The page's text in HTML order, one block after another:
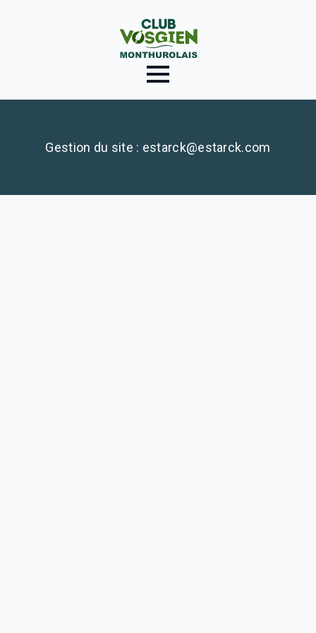
Gestion du site : estarck@estarck.com